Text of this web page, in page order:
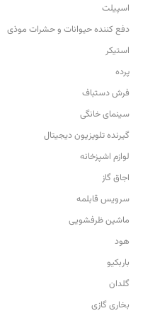
اسپیلت
دفع کننده حیوانات و حشرات موذی
استیکر
پرده
فرش دستباف
سینمای خانگی
گیرنده تلویزیون دیجیتال
لوازم اشپزخانه
اجاق گاز
سرویس قابلمه
ماشین ظرفشویی
هود
باربکیو
گلدان
بخاری گازی